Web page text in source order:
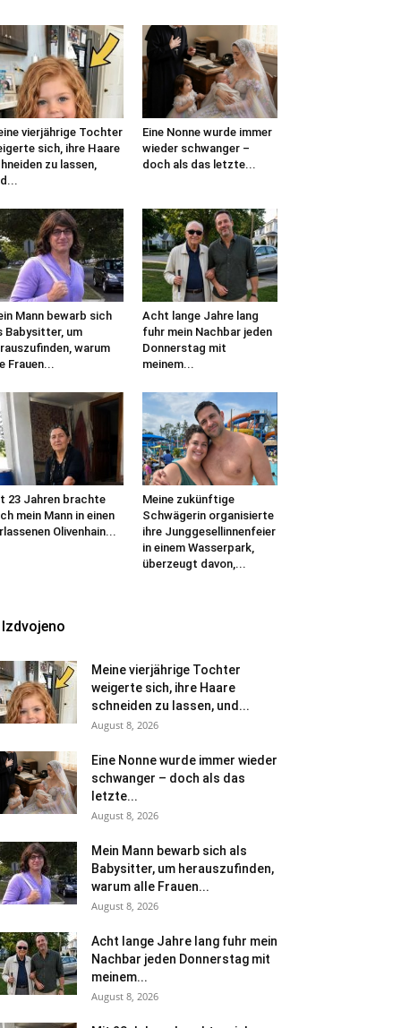
vierjährige Tochter
sich, ihre Haare
zu lassen,
Eine Nonne wurde immer
wieder schwanger –
doch als das letzte...
Mann bewarb sich
Babysitter, um
warum
Frauen...
Acht lange Jahre lang
fuhr mein Nachbar jeden
Donnerstag mit
meinem...
23 Jahren brachte
mein Mann in einen
Olivenhain...
Meine zukünftige
Schwägerin organisierte
ihre Junggesellinnenfeier
in einem Wasserpark,
überzeugt davon,...
Izdvojeno
Meine vierjährige Tochter
weigerte sich, ihre Haare
schneiden zu lassen, und...
August 8, 2026
Eine Nonne wurde immer wieder
schwanger – doch als das
letzte...
August 8, 2026
Mein Mann bewarb sich als
Babysitter, um herauszufinden,
warum alle Frauen...
August 8, 2026
Acht lange Jahre lang fuhr mein
Nachbar jeden Donnerstag mit
meinem...
August 8, 2026